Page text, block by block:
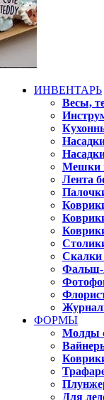
ИНВЕНТАРЬ
Весы,
Мешки
Лента
Скалки
Фальш-
ФОРМЫ
Молды
Для